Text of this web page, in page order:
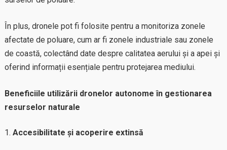
În plus, dronele pot fi folosite pentru a monitoriza zonele
afectate de poluare, cum ar fi zonele industriale sau zonele
de coastă, colectând date despre calitatea aerului și a apei și
oferind informații esențiale pentru protejarea mediului.
Beneficiile utilizării dronelor autonome în gestionarea
resurselor naturale
Accesibilitate și acoperire extinsă